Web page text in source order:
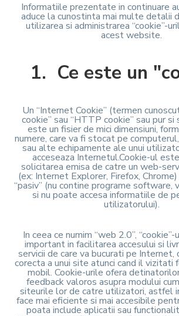
Informatiile prezentate in continuare
aduce la cunostinta mai multe detalii
utilizarea si administrarea “cookie”-
acest website.
1. Ce este un
Un “Internet Cookie” (termen
cookie” sau “HTTP cookie” sau pur si
este un fisier de mici dimensiuni,
numere, care va fi stocat pe
sau alte echipamente ale unui
acceseaza Internetul.Cookie-ul
solicitarea emisa de catre un web-
(ex: Internet Explorer, Firefox,
“pasiv” (nu contine programe software,
si nu poate accesa informatiile de
utilizatorului).
In ceea ce numim “web 2.0”,
important in facilitarea accesului si
servicii de care va bucurati pe Internet,
corecta a unui site atunci cand il
mobil. Cookie-urile ofera
feedback valoros asupra modului
siteurile lor de catre utilizatori, astfel
face mai eficiente si mai accesibile
poata include aplicatii sau